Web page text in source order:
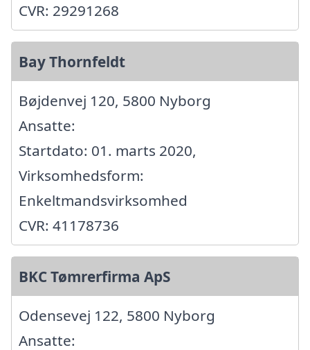
CVR: 29291268
Bay Thornfeldt
Bøjdenvej 120, 5800 Nyborg
Ansatte:
Startdato: 01. marts 2020,
Virksomhedsform:
Enkeltmandsvirksomhed
CVR: 41178736
BKC Tømrerfirma ApS
Odensevej 122, 5800 Nyborg
Ansatte: